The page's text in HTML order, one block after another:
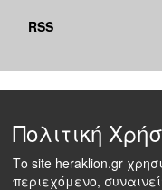
RSS
Πολιτική
Το site heraklion.gr
περιεχόμενο,